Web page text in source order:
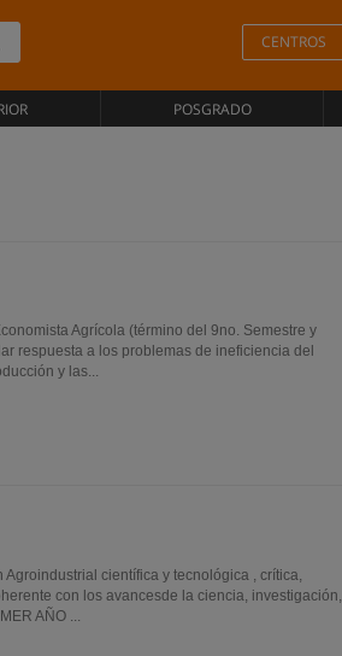
CENTROS
POSGRADO
Agrícola (término del 9no. Semestre y
respuesta a los problemas de ineficiencia del
y las...
científica y tecnológica , crítica,
con los avancesde la ciencia, investigación,
AÑO ...